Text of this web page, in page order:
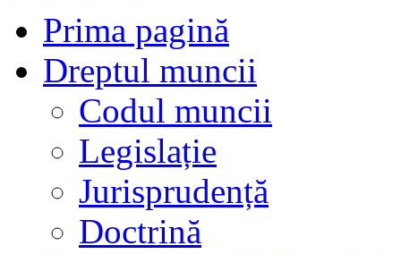
Prima pagină
Dreptul muncii
Codul muncii
Legislație
Jurisprudență
Doctrină